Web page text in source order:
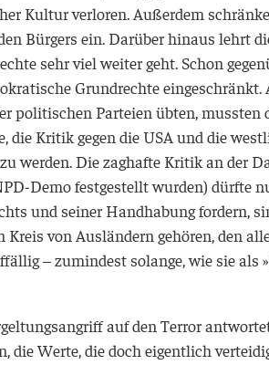
Kultur verloren. Außerdem
Bürgers ein. Darüber hinaus lehrt
sehr viel weiter geht. Schon
Grundrechte
politischen Parteien übten,
die Kritik gegen dieUSA und die
werden. Die zaghafte Kritik an der
-Demo festgestellt wurden) dürfte
und seiner Handhabung fordern,
von Ausländern gehören, den
– zumindest solange, wie sie als
auf den Terror
die Werte, die doch eigentlich